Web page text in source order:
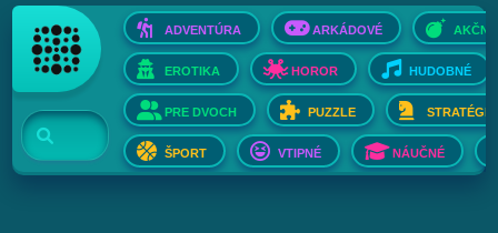
ADVENTÚRA ARKÁDOVÉ AKČNÉ
EROTIKA HOROR HUDOBNÉ
PRE DVOCH PUZZLE STRATÉGIE
ŠPORT VTIPNÉ NÁUČNÉ